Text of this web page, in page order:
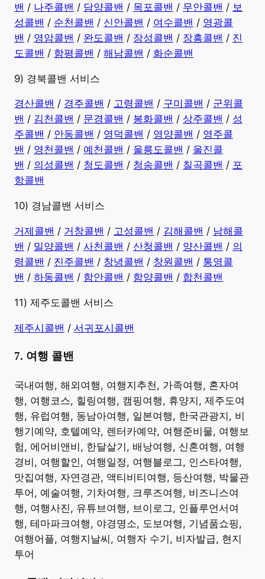
밴 / 나주콜밴 / 담양콜밴 / 목포콜밴 / 무안콜밴 / 보
성콜밴 / 순천콜밴 / 신안콜밴 / 여수콜밴 / 영광콜
밴 / 영암콜밴 / 완도콜밴 / 장성콜밴 / 장흥콜밴 / 진
도콜밴 / 함평콜밴 / 해남콜밴 / 화순콜밴
9) 경북콜밴 서비스
경산콜밴 / 경주콜밴 / 고령콜밴 / 구미콜밴 / 군위콜
밴 / 김천콜밴 / 문경콜밴 / 봉화콜밴 / 상주콜밴 / 성
주콜밴 / 안동콜밴 / 영덕콜밴 / 영양콜밴 / 영주콜
밴 / 영천콜밴 / 예천콜밴 / 울릉도콜밴 / 울진콜
밴 / 의성콜밴 / 청도콜밴 / 청송콜밴 / 칠곡콜밴 / 포
항콜밴
10) 경남콜밴 서비스
​거제콜밴 / 거창콜밴 / 고성콜밴 / 김해콜밴 / 남해콜
밴 / 밀양콜밴 / 사천콜밴 / 산청콜밴 / 양산콜밴 / 의
령콜밴 / 진주콜밴 / 창녕콜밴 / 창원콜밴 / 통영콜
밴 / 하동콜밴 / 함안콜밴 / 함양콜밴 / 합천콜밴
11) 제주도콜밴 서비스
제주시콜밴 / 서귀포시콜밴
7. 여행 콜밴
​국내여행, 해외여행, 여행지추천, 가족여행, 혼자여
행, 여행코스, 힐링여행, 캠핑여행, 휴양지, 제주도여
행, 유럽여행, 동남아여행, 일본여행, 한국관광지, 비
행기예약, 호텔예약, 렌터카예약, 여행준비물, 여행보
험, 에어비앤비, 한달살기, 배낭여행, 신혼여행, 여행
경비, 여행할인, 여행일정, 여행블로그, 인스타여행,
맛집여행, 자연경관, 액티비티여행, 등산여행, 박물관
투어, 예술여행, 기차여행, 크루즈여행, 비즈니스여
행, 여행사진, 유튜브여행, 브이로그, 인플루언서여
행, 테마파크여행, 야경명소, 도보여행, 기념품쇼핑,
여행어플, 여행지날씨, 여행자 수기, 비자발급, 현지
투어 ​